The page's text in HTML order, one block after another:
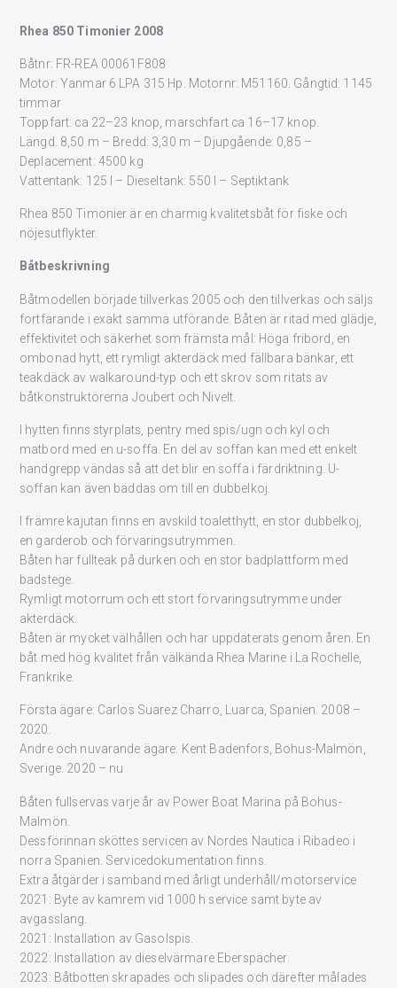
Rhea 850 Timonier 2008
Båtnr: FR-REA 00061F808
Motor: Yanmar 6 LPA 315 Hp. Motornr: M51160. Gångtid: 1145
timmar
Toppfart: ca 22–23 knop, marschfart ca 16–17 knop.
Längd. 8,50 m – Bredd: 3,30 m – Djupgående: 0,85 –
Deplacement: 4500 kg
Vattentank: 125 l – Dieseltank: 550 l – Septiktank
Rhea 850 Timonier är en charmig kvalitetsbåt för fiske och
nöjesutflykter.
Båtbeskrivning
Båtmodellen började tillverkas 2005 och den tillverkas och säljs
fortfarande i exakt samma utförande. Båten är ritad med glädje,
effektivitet och säkerhet som främsta mål: Höga fribord, en
ombonad hytt, ett rymligt akterdäck med fällbara bänkar, ett
teakdäck av walkaround-typ och ett skrov som ritats av
båtkonstruktörerna Joubert och Nivelt.
I hytten finns styrplats, pentry med spis/ugn och kyl och
matbord med en u-soffa. En del av soffan kan med ett enkelt
handgrepp vändas så att det blir en soffa i färdriktning. U-
soffan kan även bäddas om till en dubbelkoj.
I främre kajutan finns en avskild toaletthytt, en stor dubbelkoj,
en garderob och förvaringsutrymmen.
Båten har fullteak på durken och en stor badplattform med
badstege.
Rymligt motorrum och ett stort förvaringsutrymme under
akterdäck.
Båten är mycket välhållen och har uppdaterats genom åren. En
båt med hög kvalitet från välkända Rhea Marine i La Rochelle,
Frankrike.
Första ägare: Carlos Suarez Charro, Luarca, Spanien. 2008 –
2020.
Andre och nuvarande ägare: Kent Badenfors, Bohus-Malmön,
Sverige. 2020 – nu
Båten fullservas varje år av Power Boat Marina på Bohus-
Malmön.
Dessförinnan sköttes servicen av Nordes Nautica i Ribadeo i
norra Spanien. Servicedokumentation finns.
Extra åtgärder i samband med årligt underhåll/motorservice
2021: Byte av kamrem vid 1000 h service samt byte av
avgasslang.
2021: Installation av Gasolspis.
2022: Installation av dieselvärmare Eberspächer.
2023: Båtbotten skrapades och slipades och därefter målades